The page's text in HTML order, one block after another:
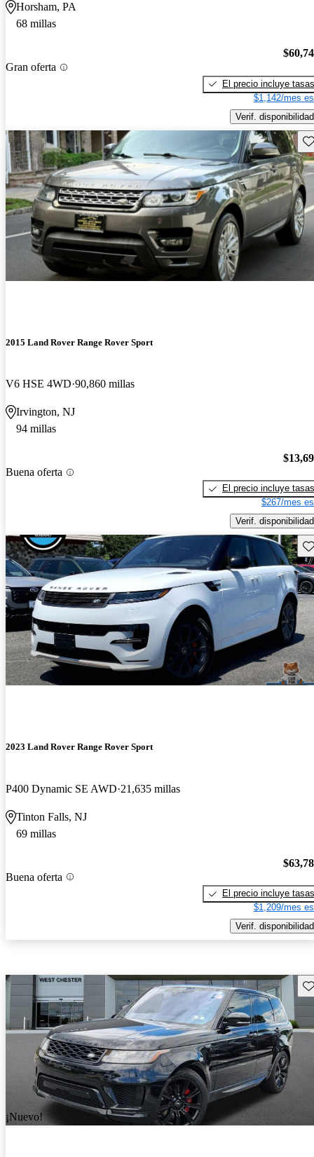
Horsham, PA
68 millas
Gran oferta
El precio incluye tasas
$1,142/mes
Verif. disponibilidad
2015 Land Rover Range Rover Sport
V6 HSE 4WD 90,860 millas
Irvington, NJ
94 millas
Buena oferta
El precio incluye tasas
$267/mes
Verif. disponibilidad
2023 Land Rover Range Rover Sport
P400 Dynamic SE AWD 21,635 millas
Tinton Falls, NJ
69 millas
Buena oferta
El precio incluye tasas
$1,209/mes
Verif. disponibilidad
¡Nuevo!